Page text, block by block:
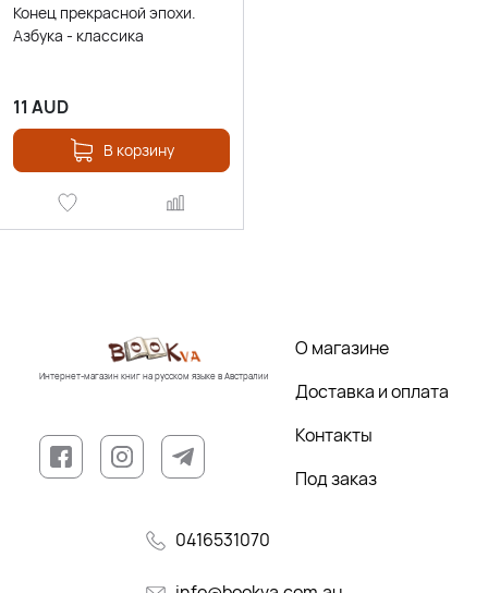
Конец прекрасной эпохи.
Азбука - классика
11 AUD
В корзину
Интернет-магазин книг на русском языке в Австралии
О магазине
Доставка и оплата
Контакты
Под заказ
0416531070